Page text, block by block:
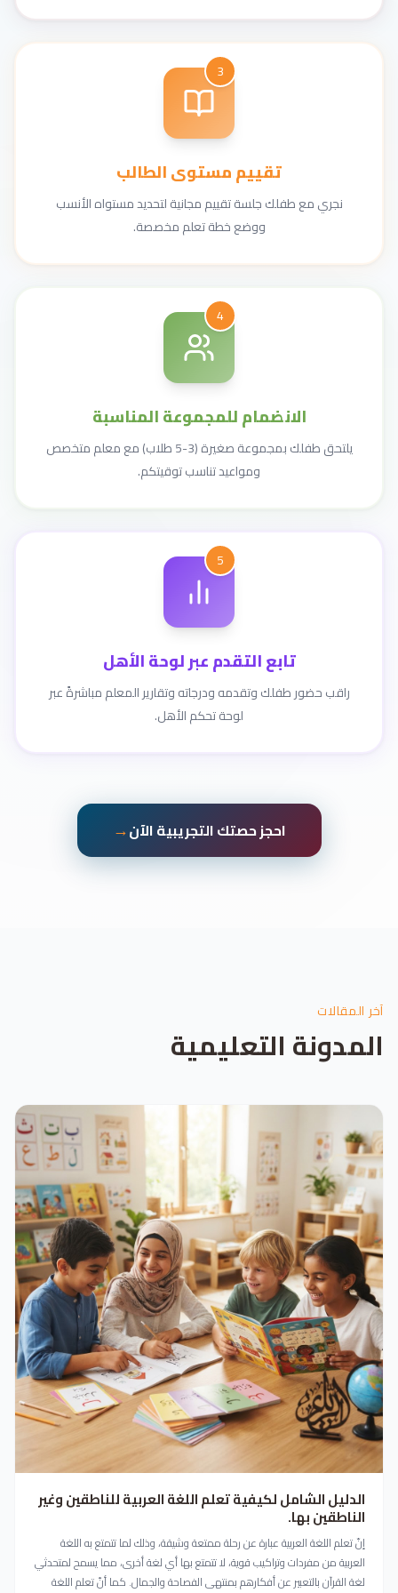
3
تقييم مستوى الطالب
نجري مع طفلك جلسة تقييم مجانية لتحديد مستواه الأنسب
ووضع خطة تعلم مخصصة.
4
الانضمام للمجموعة المناسبة
يلتحق طفلك بمجموعة صغيرة (3-5 طلاب) مع معلم متخصص
ومواعيد تناسب توقيتكم.
5
تابع التقدم عبر لوحة الأهل
راقب حضور طفلك وتقدمه ودرجاته وتقارير المعلم مباشرةً عبر
لوحة تحكم الأهل.
احجز حصتك التجريبية الآن→
آخر المقالات
المدونة التعليمية
الدليل الشامل لكيفية تعلم اللغة العربية للناطقين وغير
الناطقين بها.
إنّ تعلم اللغة العربية عبارة عن رحلة ممتعة وشيقة، وذلك لما تتمتع به اللغة
العربية من مفردات وتراكيب قوية، لا تتمتع بها أي لغة أخرى، مما يسمح لمتحدثي
لغة القرآن بالتعبير عن أفكارهم بمنتهى الفصاحة والجمال. كما أنّ تعلم اللغة